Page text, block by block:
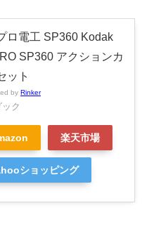
ロ電工 SP360 Kodak
SP360 アクションカ
ット
by Rinker
ック
楽天市場
ショッピング